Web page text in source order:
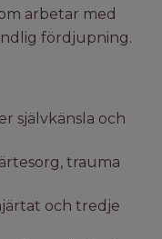
arbetar med
fördjupning.
självkänsla och
trauma
och tredje